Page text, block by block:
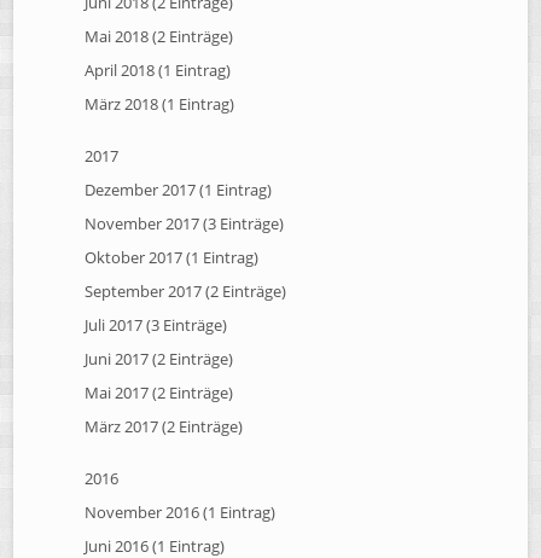
Mai 2018 (2 Einträge)
April 2018 (1 Eintrag)
März 2018 (1 Eintrag)
2017
Dezember 2017 (1 Eintrag)
November 2017 (3 Einträge)
Oktober 2017 (1 Eintrag)
September 2017 (2 Einträge)
Juli 2017 (3 Einträge)
Juni 2017 (2 Einträge)
Mai 2017 (2 Einträge)
März 2017 (2 Einträge)
2016
November 2016 (1 Eintrag)
Juni 2016 (1 Eintrag)